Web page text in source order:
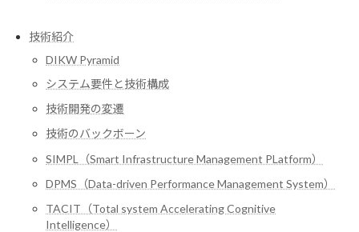
技術紹介
DIKW Pyramid
システム要件と技術構成
技術開発の変遷
技術のバックボーン
SIMPL（Smart Infrastructure Management PLatform）
DPMS（Data-driven Performance Management System）
TACIT（Total system Accelerating Cognitive
Intelligence）